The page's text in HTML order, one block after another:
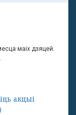
маіх дзяцей.
акцыі